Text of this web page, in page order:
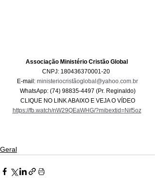
Associação Ministério Cristão Global
CNPJ: 180436370001-20
E-mail: ministeriocristãoglobal@yahoo.com.br
WhatsApp: (74) 98835-4497 (Pr. Reginaldo)
CLIQUE NO LINK ABAIXO E VEJA O VÍDEO
https://fb.watch/nW29QEaWHG/?mibextid=Nif5oz
Geral